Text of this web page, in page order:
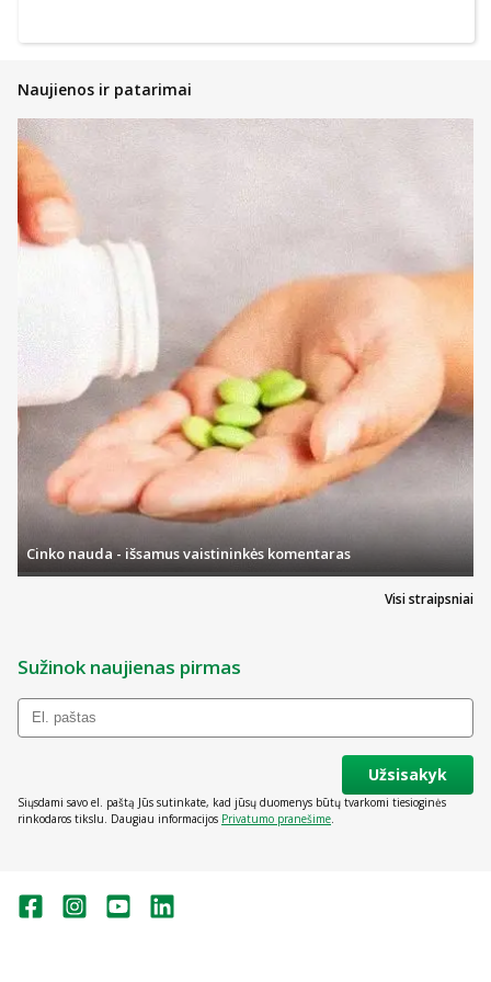
Naujienos ir patarimai
Visi straipsniai
Cinko nauda - išsamus vaistininkės komentaras
Sužinok naujienas pirmas
Užsisakyk
Siųsdami savo el. paštą Jūs sutinkate, kad jūsų duomenys būtų tvarkomi tiesioginės
rinkodaros tikslu. Daugiau informacijos Privatumo pranešime.